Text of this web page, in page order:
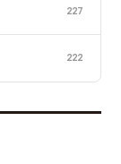
227
222